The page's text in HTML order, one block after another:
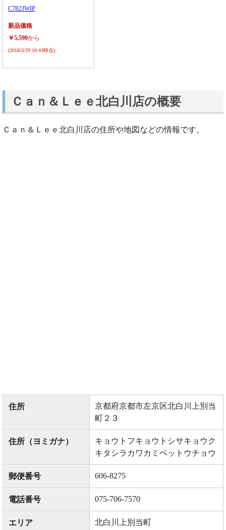
C7823WIP
新品価格
￥5,590から
(2018/3/29 10:43時点)
Ｃａｎ＆Ｌｅｅ北白川店の概要
Ｃａｎ＆Ｌｅｅ北白川店の住所や地図などの情報です。
住所
京都府京都市左京区北白川上別当
町２３
住所（ヨミガナ）
キョウトフキョウトシサキョウク
キタシラカワカミベットウチョウ
郵便番号 606-8275
電話番号 075-706-7570
エリア 北白川上別当町